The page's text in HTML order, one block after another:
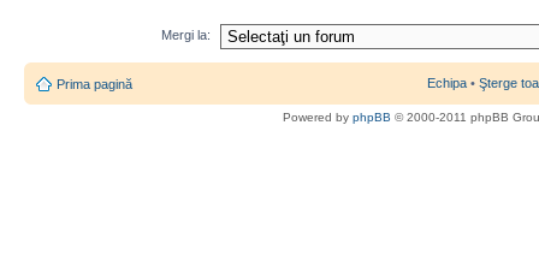
Mergi la:
Prima pagină Echipa • Şterge
Powered by phpBB © 2000-2011 phpBB